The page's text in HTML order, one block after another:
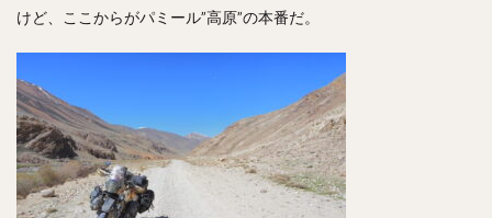
けど、ここからがパミール”高原”の本番だ。